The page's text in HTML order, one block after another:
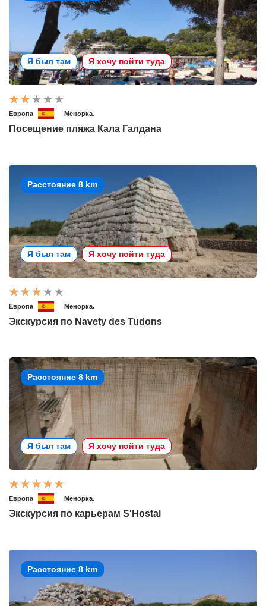
Я был там Я хочу пойти туда
Европа Менорка.
Посещение пляжа Кала Галдана
Расстояние 8 km
Я был там Я хочу пойти туда
Европа Менорка.
Экскурсия по Navety des Tudons
Расстояние 8 km
Я был там Я хочу пойти туда
Европа Менорка.
Экскурсия по карьерам S'Hostal
Расстояние 8 km